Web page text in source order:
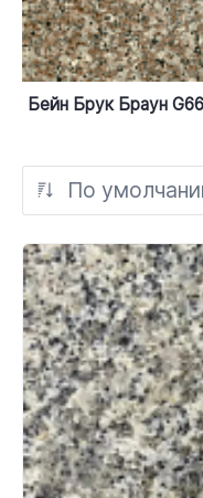
Бейн Брук Браун
По